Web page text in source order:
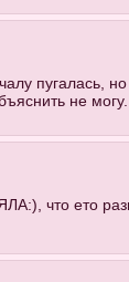
пугалась,
не могу.
что ето